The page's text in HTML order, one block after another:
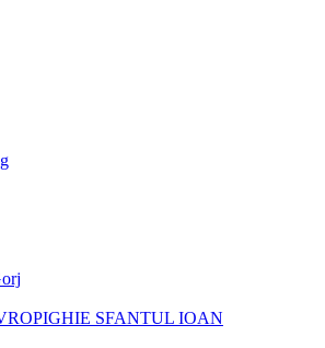
SFANTUL IOAN